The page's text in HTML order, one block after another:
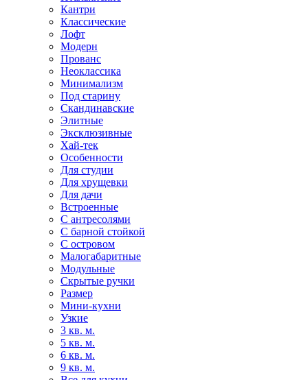
Кантри
Классические
Лофт
Модерн
Прованс
Неоклассика
Минимализм
Под старину
Скандинавские
Элитные
Эксклюзивные
Хай-тек
Особенности
Для студии
Для хрущевки
Для дачи
Встроенные
С антресолями
С барной стойкой
С островом
Малогабаритные
Модульные
Скрытые ручки
Размер
Мини-кухни
Узкие
3 кв. м.
5 кв. м.
6 кв. м.
9 кв. м.